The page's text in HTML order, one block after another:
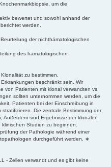
um die
bewertet und sowohl anhand der
werden.
der nichthämatologischen
des hämatologischen
zu bestimmen.
beschränkt sein. Wir
von Patienten mit klonal verwandten vs.
sollten unternommen werden, um die
Patienten bei der Einschreibung in
Die zentrale Bestimmung der
Außerdem sind Ergebnisse der klonalen
Studien zu beginnen.
der Pathologie während einer
durchgeführt werden. ∗
- Zellen verwandt und es gibt keine